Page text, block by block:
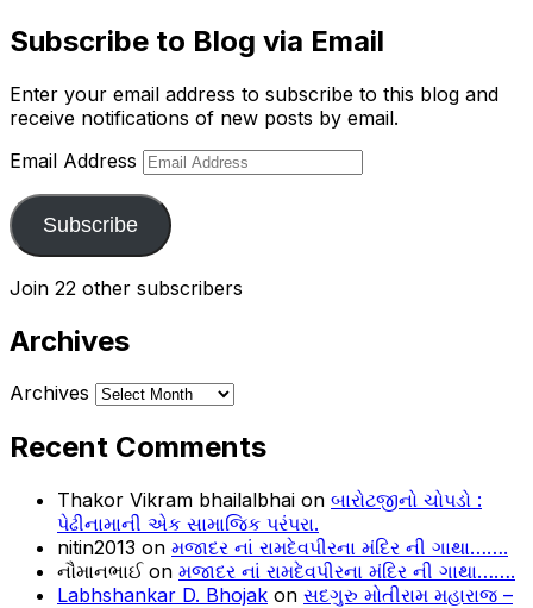
Subscribe to Blog via Email
Enter your email address to subscribe to this blog and
receive notifications of new posts by email.
Email Address
Subscribe
Join 22 other subscribers
Archives
Archives
Recent Comments
Thakor Vikram bhailalbhai on બારોટજીનો ચોપડો :
પેઢીનામાની એક સામાજિક પરંપરા.
nitin2013 on મજાદર નાં રામદેવપીરના મંદિર ની ગાથા…….
નૌમાનભાઈon મજાદર નાં રામદેવપીરના મંદિર ની ગાથા…….
Labhshankar D. Bhojak on સદગુરુ મોતીરામ મહારાજ –